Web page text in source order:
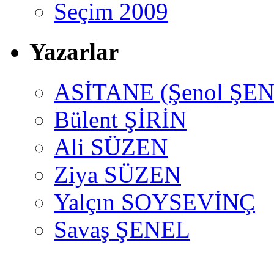
Seçim 2009
Yazarlar
ASİTANE (Şenol
Bülent ŞİRİN
Ali SÜZEN
Ziya SÜZEN
Yalçın SOYSEVİNÇ
Savaş ŞENEL